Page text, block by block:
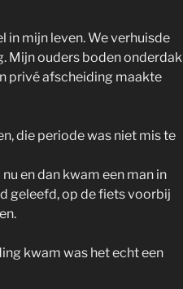
in mijn leven. We verhuisde
Mijn ouders boden onderdak
privé afscheiding maakte
die periode was niet mis te
en dan kwam een man in
geleefd, op de fiets voorbij
kwam was het echt een